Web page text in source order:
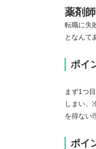
薬剤
転職に失
となんて
ポイ
まず1つ
しまい、
を得ない
ポイ